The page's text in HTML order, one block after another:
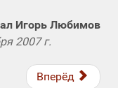
Игорь Любимов
2007 г.
Вперёд